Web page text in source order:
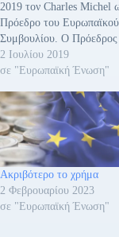
2019 τον Charles Michel
Πρόεδρο του Ευρωπαϊκού
Συμβουλίου. Ο Πρόεδρος
του Ευρωπαϊκού
Συμβουλίου εκλέγεται για
Δεκεμβρίου 2019 έως τις
Μαΐου 2022. Η εντολή
δυόμισι ετών του
του Ευρωπαϊκού
Συμβουλίου είναι
ανανεώσιμη μία φορά.…
2 Ιουλίου 2019
σε "Ευρωπαϊκή Ένωση"
Ακριβότερο το χρήμα
2 Φεβρουαρίου 2023
σε "Ευρωπαϊκή Ένωση"